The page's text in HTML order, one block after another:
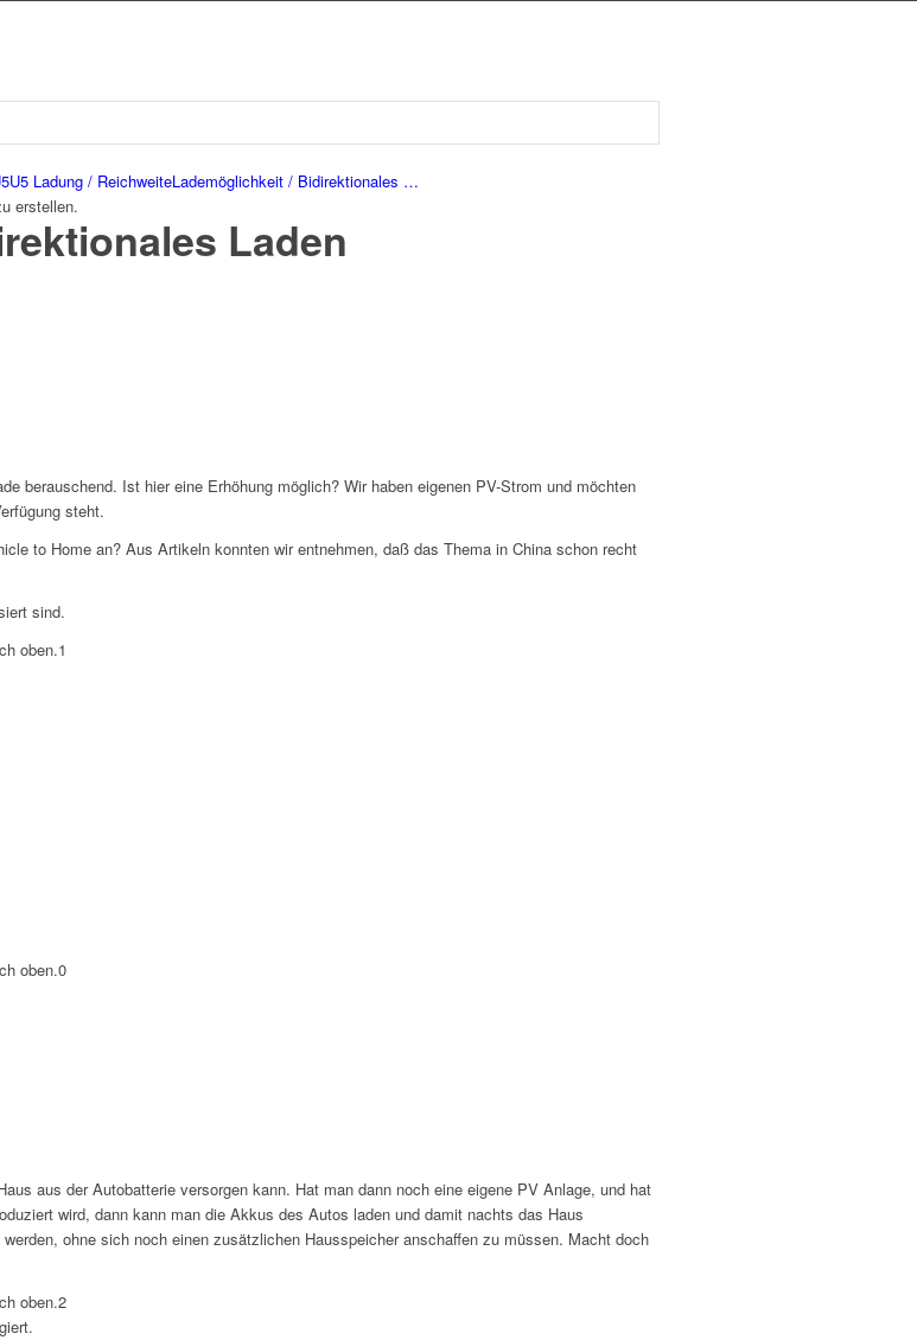
U5 Ladung / ReichweiteLademöglichkeit / Bidirektionales …
erstellen.
Laden
berauschend. Ist hier eine Erhöhung möglich? Wir haben eigenen PV-Strom und möchten
steht.
to Home an? Aus Artikeln konnten wir entnehmen, daß das Thema in China schon recht
sind.
oben.1
oben.0
aus der Autobatterie versorgen kann. Hat man dann noch eine eigene PV Anlage, und hat
wird, dann kann man die Akkus des Autos laden und damit nachts das Haus
ohne sich noch einen zusätzlichen Hausspeicher anschaffen zu müssen. Macht doch
oben.2